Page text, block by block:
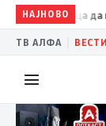
НАЈНОВО19:09
ТВ АЛФА ВЕСТИ